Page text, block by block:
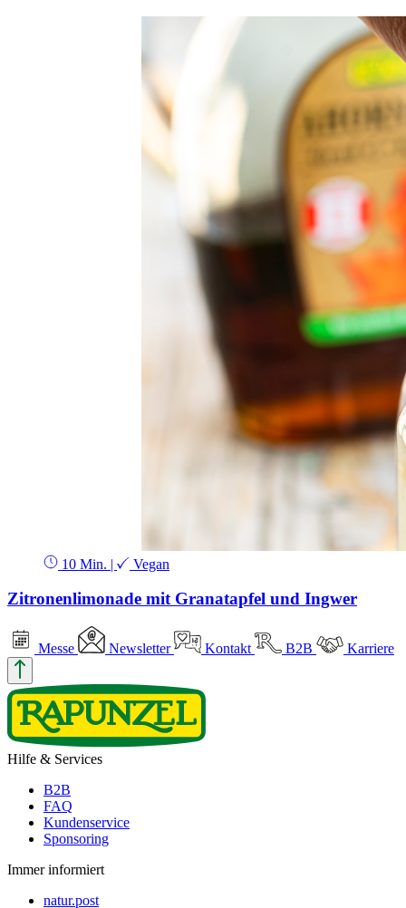
10 Min. | Vegan
Zitronenlimonade mit Granatapfel und Ingwer
Messe Newsletter Kontakt B2B Karriere
Hilfe & Services
B2B
FAQ
Kundenservice
Sponsoring
Immer informiert
natur.post